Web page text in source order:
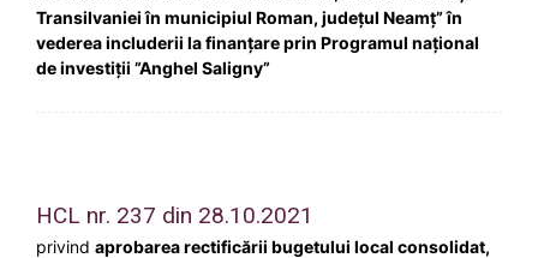
Transilvaniei în municipiul Roman, județul Neamț” în
vederea includerii la finanțare prin Programul național
de investiții ”Anghel Saligny”
HCL nr. 237 din 28.10.2021
privind aprobarea rectificării bugetului local consolidat,